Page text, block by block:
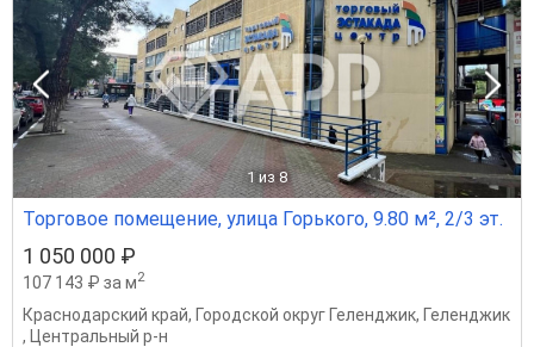
1 из 8
Торговое помещение, улица Горького, 9.80 м², 2/3 эт.
1 050 000 ₽
107 143 ₽ за м2
Краснодарский край, Городской округ Геленджик, Геленджик
,
Центральный р-н